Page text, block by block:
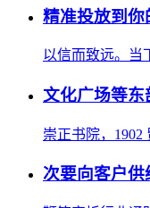
精准投放到你
以信而致远。当
文化广场等
崇正书院，1902
次要向客户